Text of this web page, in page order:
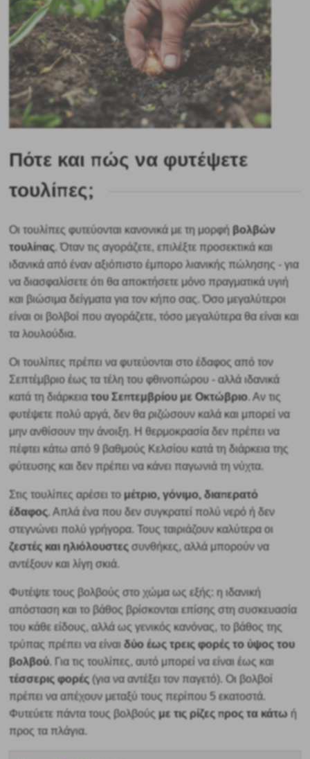
Πότε και πώς να φυτέψετε
τουλίπες;
Οι τουλίπες φυτεύονται κανονικά με τη μορφήβολβών
τουλίπας. Όταν τις αγοράζετε, επιλέξτε προσεκτικά και
ιδανικά από έναν αξιόπιστο έμπορο λιανικής πώλησης - για
να διασφαλίσετε ότι θα αποκτήσετε μόνο πραγματικά υγιή
και βιώσιμα δείγματα για τον κήπο σας. Όσο μεγαλύτεροι
είναι οι βολβοί που αγοράζετε, τόσο μεγαλύτερα θα είναι και
τα λουλούδια.
Οι τουλίπες πρέπει να φυτεύονται στο έδαφος από τον
Σεπτέμβριο έως τα τέλη του φθινοπώρου - αλλά ιδανικά
κατά τη διάρκειατου Σεπτεμβρίου με Οκτώβριο. Αν τις
φυτέψετε πολύ αργά, δεν θα ριζώσουν καλά και μπορεί να
μην ανθίσουν την άνοιξη. Η θερμοκρασία δεν πρέπει να
πέφτει κάτω από 9 βαθμούς Κελσίου κατά τη διάρκεια της
φύτευσης και δεν πρέπει να κάνει παγωνιά τη νύχτα.
Στις τουλίπες αρέσει τομέτριο, γόνιμο, διαπερατό
έδαφος. Απλά ένα που δεν συγκρατεί πολύ νερό ή δεν
στεγνώνει πολύ γρήγορα. Τους ταιριάζουν καλύτερα οι
ζεστές και ηλιόλουστες συνθήκες, αλλά μπορούν να
αντέξουν και λίγη σκιά.
Φυτέψτε τους βολβούς στο χώμα ως εξής: η ιδανική
απόσταση και το βάθος βρίσκονται επίσης στη συσκευασία
του κάθε είδους, αλλά ως γενικός κανόνας,το βάθος της
τρύπας πρέπει να είναιδύο έως τρεις φορές το ύψος του
βολβού. Για τις τουλίπες, αυτό μπορεί να είναι έως και
τέσσερις φορές (για να αντέξει τον παγετό). Οι βολβοί
πρέπει να απέχουν μεταξύ τους περίπου 5 εκατοστά.
Φυτεύετε πάντα τους βολβούςμε τις ρίζες προς τα κάτω ή
προς τα πλάγια.